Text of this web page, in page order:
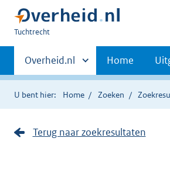
U
hier:
Tuchtrecht
Primaire
navigatie
Andere
sites
binnen
Overheid.nl Home
U bent hier: Home Zoeken
Terug naar zoekresultaten